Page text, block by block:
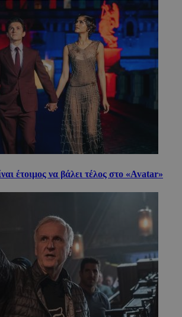
έτοιμος να βάλει τέλος στο «Avatar»